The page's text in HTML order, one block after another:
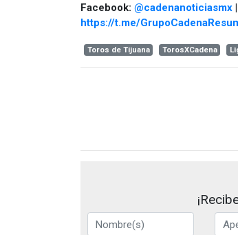
Facebook: @cadenanoticiasmx
https://t.me/
Toros de Tijuana TorosXCadena